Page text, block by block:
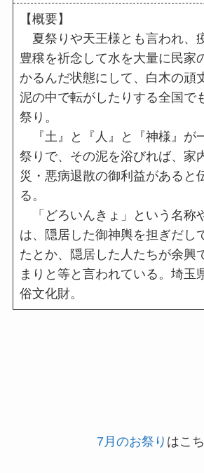
【概要】
夏祭りや天王様とも言われ、
豊穣を祈念して水を大量に民家
かるんだ状態にして、白木の頑
泥の中で転がしたりする全国で
祭り。
『土』と『人』と『神様』が
祭りで、その泥を浴びれば、家
災・悪病退散の御利益があると
る。
「どろいんきょ」という名称
は、隠居した御神輿を担ぎだし
たとか、隠居した人たちが余興
まりと等と言われている。埼玉
俗文化財。
7月のお祭り はこ